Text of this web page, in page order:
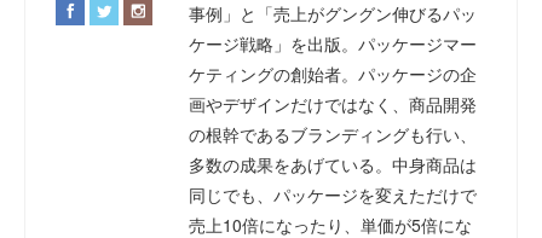
事例」と「売上がグングン伸びるパッ
ケージ戦略」を出版。パッケージマー
ケティングの創始者。パッケージの企
画やデザインだけではなく、商品開発
の根幹であるブランディングも行い、
多数の成果をあげている。中身商品は
同じでも、パッケージを変えただけで
売上10倍になったり、単価が5倍にな